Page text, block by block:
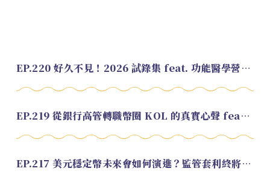
EP.220 好久不見！2026 試錄集 feat. 功能醫學營養師 美寶
EP.219 從銀行高管轉職幣圈 KOL 的真實心聲 feat.龜大
EP.217 美元穩定幣未來會如何演進？監管套利終將收斂？feat. 研究員 余哲安